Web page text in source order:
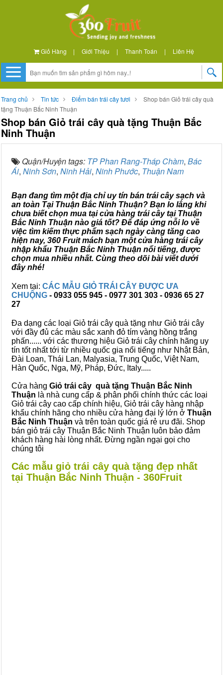
Giỏ Hàng | Giới Thiệu | Thanh Toán | Liên Hệ
Trang chủ Tin tức Điểm bán trái cây tươi
Shop bán Giỏ trái cây quà
tặng Thuận Bắc Ninh Thuận
Shop bán Giỏ trái cây quà tặng Thuận Bắc
Ninh Thuận
Quận/Huyện tags: TP Phan Rang-Tháp Chàm, Bác
Ái, Ninh Sơn, Ninh Hải, Ninh Phước, Thuận Nam
Bạn đang tìm một địa chỉ uy tín bán trái cây sạch và
an toàn Tại Thuận Bắc Ninh Thuận? Bạn lo lắng khi
chưa biết chọn mua tại cửa hàng trái cây tại Thuận
Bắc Ninh Thuận nào giá tốt? Để đáp ứng nỗi lo về
việc tìm kiếm thực phẩm sạch ngày càng tăng cao
hiện nay, 360 Fruit mách bạn một cửa hàng trái cây
nhập khẩu Thuận Bắc Ninh Thuận nổi tiếng, được
chọn mua nhiều nhất. Cùng theo dõi bài viết dưới
đây nhé!
Xem tại: CÁC MẪU GIỎ TRÁI CÂY ĐƯỢC ƯA
CHUỘNG - 0933 055 945 - 0977 301 303 - 0936 65 27
27
Đa dạng các loại Giỏ trái cây quà tặng như Giỏ trái cây
với đầy đủ các màu sắc xanh đỏ tím vàng hồng trắng
phấn...... với các thương hiệu Giỏ trái cây chính hãng uy
tín tốt nhất tới từ nhiều quốc gia nổi tiếng như Nhật Bản,
Đài Loan, Thái Lan, Malyasia, Trung Quốc, Việt Nam,
Hàn Quốc, Nga, Mỹ, Pháp, Đức, Italy.....
Cửa hàng Giỏ trái cây quà tặng Thuận Bắc Ninh
Thuận là nhà cung cấp & phân phối chính thức các loại
Giỏ trái cây cao cấp chính hiệu, Giỏ trái cây hàng nhập
khẩu chính hãng cho nhiều cửa hàng đại lý lớn ở Thuận
Bắc Ninh Thuận và trên toàn quốc giá rẻ ưu đãi. Shop
bán giỏ trái cây Thuận Bắc Ninh Thuận luôn bảo đảm
khách hàng hài lòng nhất. Đừng ngần ngại gọi cho
chúng tôi
Các mẫu giỏ trái cây quà tặng đẹp nhất
tại Thuận Bắc Ninh Thuận - 360Fruit